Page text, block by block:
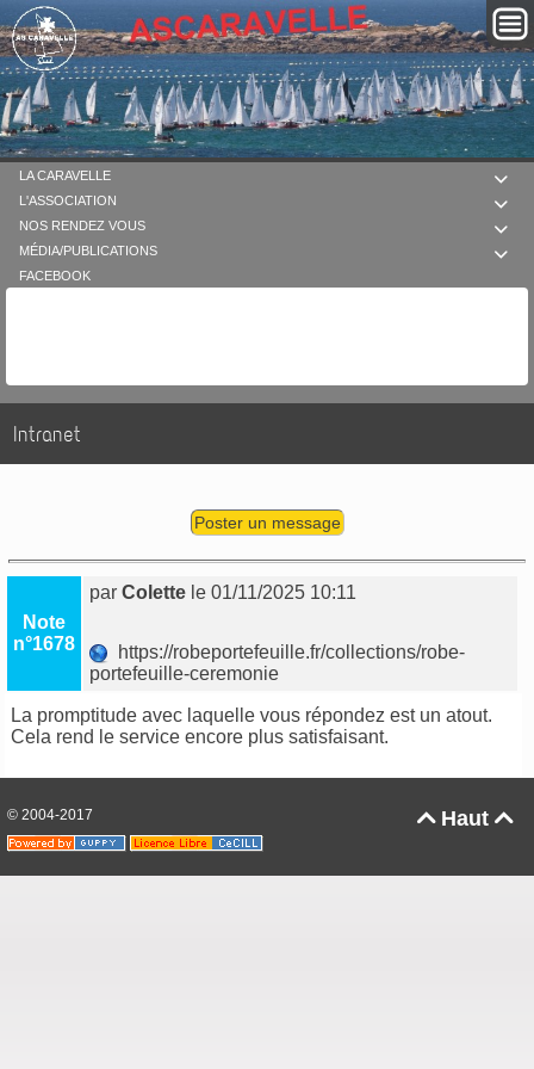

LA CARAVELLE

L'ASSOCIATION

NOS RENDEZ VOUS

MÉDIA/PUBLICATIONS
FACEBOOK
Intranet
Poster un message
Note
n°1678
parColette le 01/11/2025 10:11
https://robeportefeuille.fr/collections/robe-
portefeuille-ceremonie
La promptitude avec laquelle vous répondez est un atout.
Cela rend le service encore plus satisfaisant.
Haut 
© 2004-2017